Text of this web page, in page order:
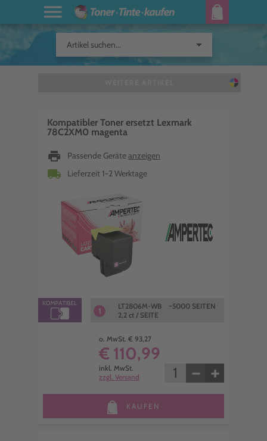
Artikel suchen... arrow_drop_down
Kompatibler Toner ersetzt Lexmark
78C2XM0 magenta
print Passende Geräteanzeigen
local_shipping Lieferzeit 1-2 Werktage
1
LT2806M-WB ~5000 SEITEN
2,2 ct / SEITE
o. MwSt. € 93,27
€ 110,99
inkl. MwSt.
zzgl. Versand
− +
KAUFEN